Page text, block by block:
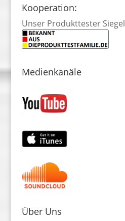
Kooperation:
Unser Produkttester Siegel
Medienkanäle
Über Uns